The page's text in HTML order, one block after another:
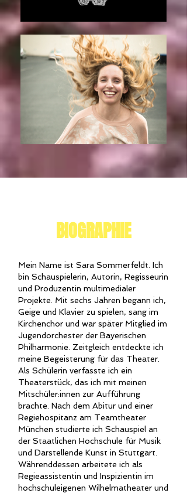
BIOGRAPHIE
Mein Name ist Sara Sommerfeldt. Ich
bin Schauspielerin, Autorin, Regisseurin
und Produzentin multimedialer
Projekte. Mit sechs Jahren begann ich,
Geige und Klavier zu spielen, sang im
Kirchenchor und war später Mitglied im
Jugendorchester der Bayerischen
Philharmonie. Zeitgleich entdeckte ich
meine Begeisterung für das Theater.
Als Schülerin verfasste ich ein
Theaterstück, das ich mit meinen
Mitschüler:innen zur Aufführung
brachte. Nach dem Abitur und einer
Regiehospitanz am Teamtheater
München studierte ich Schauspiel an
der Staatlichen Hochschule für Musik
und Darstellende Kunst in Stuttgart.
Währenddessen arbeitete ich als
Regieassistentin und Inspizientin im
hochschuleigenen Wilhelmatheater und